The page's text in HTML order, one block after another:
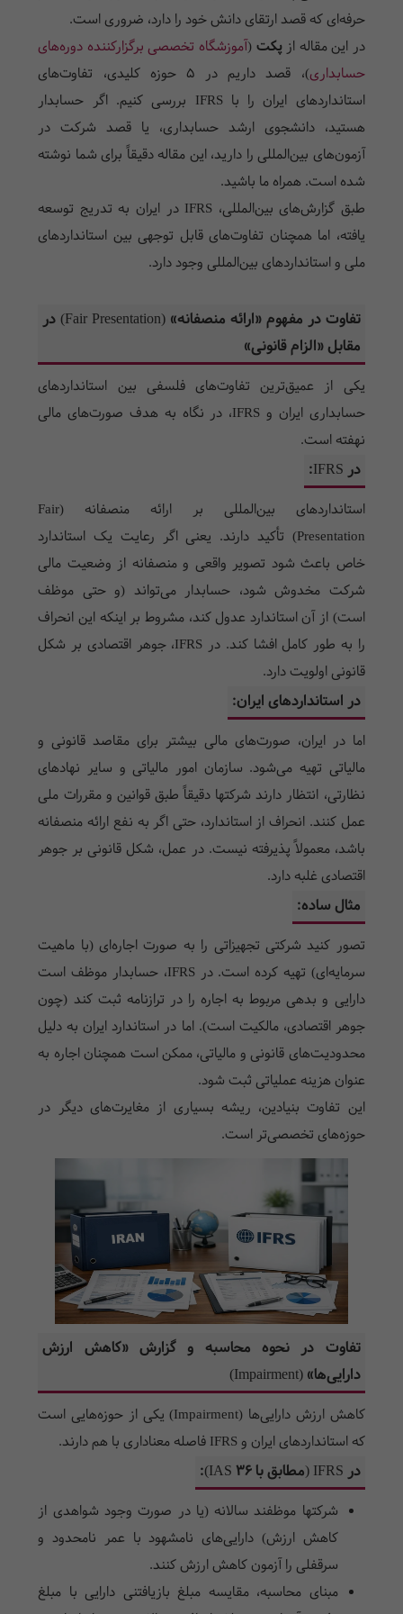
حرفه‌ای که قصد ارتقای دانش خود را دارد، ضروری است.
در این مقاله ازپکت (آموزشگاه تخصصی برگزارکننده دوره‌های
حسابداری)، قصد داریم در ۵ حوزه کلیدی
، تفاوت‌های
استانداردهای ایران را با IFRS بررسی کنیم. اگر حسابدار
هستید، دانشجوی ارشد حسابداری، یا قصد شرکت در
آزمون‌های بین‌المللی را دارید، این مقاله دقیقاً برای شما نوشته
شده است. همراه ما باشید.
طبق گزارش‌های بین‌المللی، IFRS در ایران به تدریج توسعه
یافته، اما همچنان تفاوت‌های قابل توجهی بین استانداردهای
ملی و استانداردهای بین‌المللی وجود دارد.
تفاوت در مفهوم «ارائه منصفانه» (Fair Presentation) در
مقابل «الزام قانونی»
یکی از عمیق‌ترین تفاوت‌های فلسفی بین استانداردهای
حسابداری ایران و IFRS، در نگاه به هدف صورت‌های مالی
نهفته است.
در IFRS:
استانداردهای بین‌المللی بر ارائه منصفانه (Fair
Presentation) تأکید دارند. یعنی اگر رعایت یک استاندارد
خاص باعث شود تصویر واقعی و منصفانه از وضعیت مالی
شرکت مخدوش شود، حسابدار می‌تواند (و حتی موظف
است) از آن استاندارد عدول کند، مشروط بر اینکه این انحراف
را به طور کامل افشا کند. در IFRS، جوهر اقتصادی بر شکل
قانونی اولویت دارد.
در استانداردهای ایران:
اما در ایران، صورت‌های مالی بیشتر برای مقاصد قانونی و
مالیاتی تهیه می‌شود. سازمان امور مالیاتی و سایر نهادهای
نظارتی، انتظار دارند شرکتها دقیقاً طبق قوانین و مقررات ملی
عمل کنند. انحراف از استاندارد، حتی اگر به نفع ارائه منصفانه
باشد، معمولاً پذیرفته نیست. در عمل، شکل قانونی بر جوهر
اقتصادی غلبه دارد.
مثال ساده:
تصور کنید شرکتی تجهیزاتی را به صورت اجاره‌ای (با ماهیت
سرمایه‌ای) تهیه کرده است. در IFRS، حسابدار موظف است
دارایی و بدهی مربوط به اجاره را در ترازنامه ثبت کند (چون
جوهر اقتصادی، مالکیت است). اما در استاندارد ایران به دلیل
محدودیت‌های قانونی و مالیاتی، ممکن است همچنان اجاره به
عنوان هزینه عملیاتی ثبت شود.
این تفاوت بنیادین، ریشه بسیاری از مغایرت‌های دیگر در
حوزه‌های تخصصی‌تر است.
تفاوت در نحوه محاسبه و گزارش «کاهش ارزش
دارایی‌ها» (Impairment)
کاهش ارزش دارایی‌ها (Impairment) یکی از حوزه‌هایی است
که استانداردهای ایران و IFRS فاصله معناداری با هم دارند.
در IFRS (مطابق با IAS 36):
شرکتها موظفند سالانه (یا در صورت وجود شواهدی از
کاهش ارزش) دارایی‌های نامشهود با عمر نامحدود و
سرقفلی را آزمون کاهش ارزش کنند.
مبنای محاسبه، مقایسه مبلغ بازیافتنی دارایی با مبلغ